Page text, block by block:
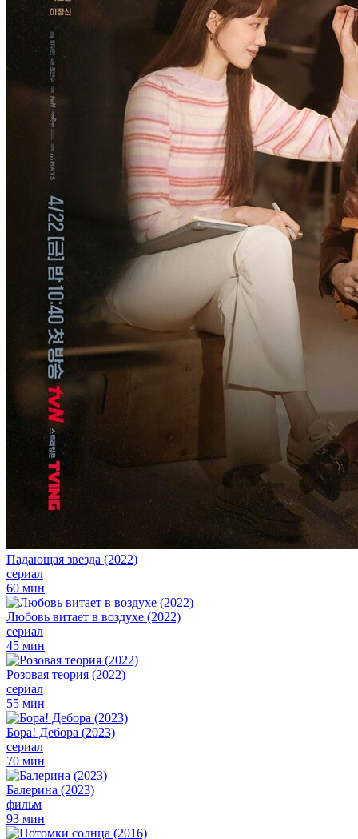
Падающая звезда (2022)
сериал
60 мин
Любовь витает в воздухе (2022)
сериал
45 мин
Розовая теория (2022)
сериал
55 мин
Бора! Дебора (2023)
сериал
70 мин
Балерина (2023)
фильм
93 мин